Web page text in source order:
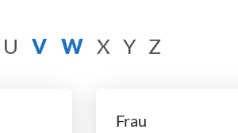
U V W X Y Z
Frau